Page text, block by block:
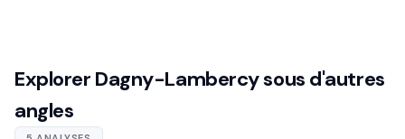
Explorer Dagny-Lambercy sous d'autres
angles